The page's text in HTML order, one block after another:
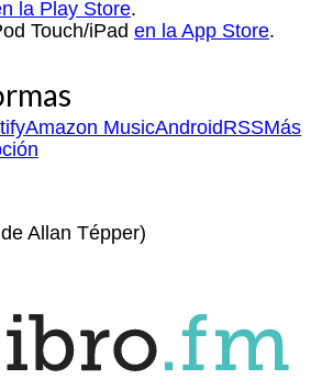
la Play Store.
Touch/iPad en la App Store.
Amazon MusicAndroidRSSMás
Allan Tépper)